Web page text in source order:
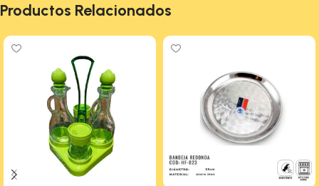
Productos Relacionados